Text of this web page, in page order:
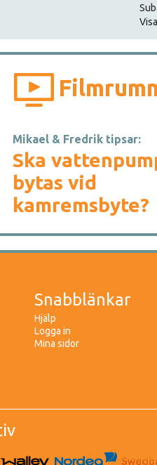
Mikael & Fredrik tipsar:
Ska
bytas vid
kamremsbyte?
Snabblänkar
Hjälp
Logga in
Mina sidor